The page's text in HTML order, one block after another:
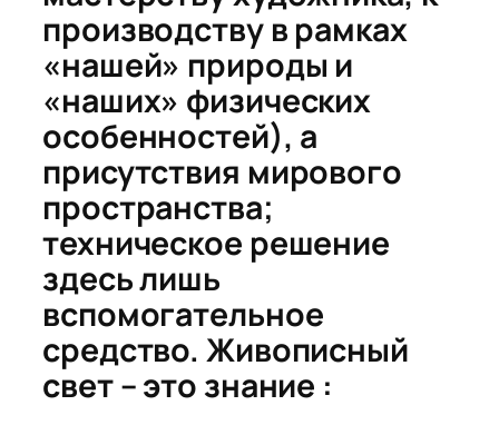
производству в рамках
«нашей» природы и
«наших» физических
особенностей), а
присутствия мирового
пространства;
техническое решение
здесь лишь
вспомогательное
средство. Живописный
свет – это знание :